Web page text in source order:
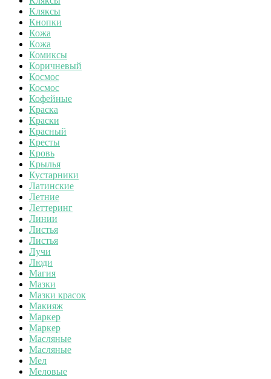
Кляксы
Кнопки
Кожа
Кожа
Комиксы
Коричневый
Космос
Космос
Кофейные
Краска
Краски
Красный
Кресты
Кровь
Крылья
Кустарники
Латинские
Летние
Леттеринг
Линии
Листья
Листья
Лучи
Люди
Магия
Мазки
Мазки красок
Макияж
Маркер
Маркер
Масляные
Масляные
Мел
Меловые